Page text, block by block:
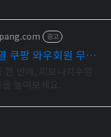
광고
쿠팡 와우회원 무제